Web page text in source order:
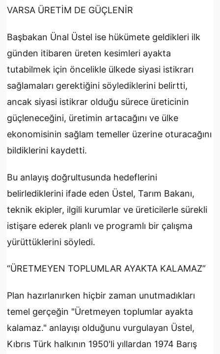
VARSA ÜRETİM DE GÜÇLENİR
Başbakan Ünal Üstel ise hükümete geldikleri ilk
günden itibaren üreten kesimleri ayakta
tutabilmek için öncelikle ülkede siyasi istikrarı
sağlamaları gerektiğini söylediklerini belirtti,
ancak siyasi istikrar olduğu sürece üreticinin
güçleneceğini, üretimin artacağını ve ülke
ekonomisinin sağlam temeller üzerine oturacağını
bildiklerini kaydetti.
Bu anlayış doğrultusunda hedeflerini
belirlediklerini ifade eden Üstel, Tarım Bakanı,
teknik ekipler, ilgili kurumlar ve üreticilerle sürekli
istişare ederek planlı ve programlı bir çalışma
yürüttüklerini söyledi.
“ÜRETMEYEN TOPLUMLAR AYAKTA KALAMAZ”
Plan hazırlanırken hiçbir zaman unutmadıkları
temel gerçeğin "Üretmeyen toplumlar ayakta
kalamaz." anlayışı olduğunu vurgulayan Üstel,
Kıbrıs Türk halkının 1950'li yıllardan 1974 Barış